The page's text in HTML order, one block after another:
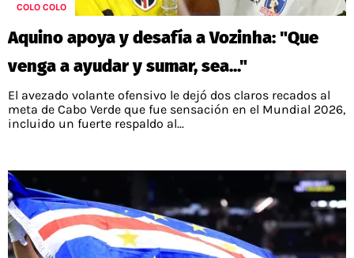
POLÍTICA EDITORIAL
PUBLICIDAD / ADS
CONTACTO
AD CHOICES
ENTREVISTAS
RESULTADOS
TABLA DE POSICIONES
APUESTAS
Ad Choices
RedGol, al igual que Futbol Sites, es una
compañía perteneciente a Better Collective.
Todos los derechos reservados
COLO COLO
Aquino apoya y desafía a Vozinha: "Que
venga a ayudar y sumar, sea..."
El avezado volante ofensivo le dejó dos claros recados al
meta de Cabo Verde que fue sensación en el Mundial 2026,
incluido un fuerte respaldo al...